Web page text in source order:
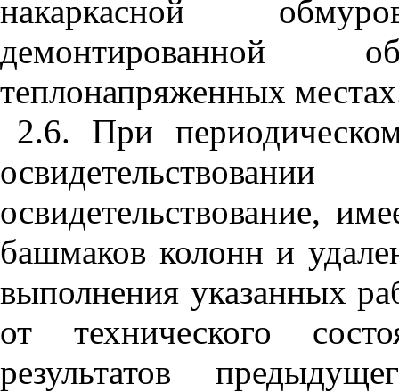
накаркасной
демонтированной
теплонапряженных
2.6. При
освидетельствование,
башмаков колонн и
выполнения указанных
от технического
результатов